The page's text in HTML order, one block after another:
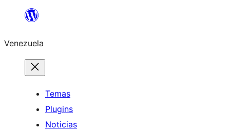
Saltar
contenido
Venezuela
Temas
Plugins
Noticias